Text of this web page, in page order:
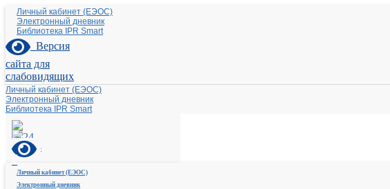
Личный кабинет (ЕЭОС)
Электронный дневник
Библиотека IPR Smart
Версия
сайта для
слабовидящих
Личный кабинет (ЕЭОС)
Электронный дневник
Библиотека IPR Smart
Личный кабинет (ЕЭОС)
Электронный дневник